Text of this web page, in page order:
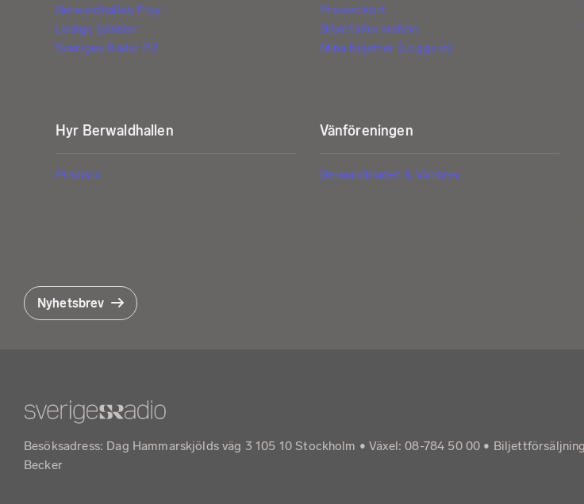
Berwaldhallen Play
Lediga tjänster
Sveriges Radio P2
Presentkort
Biljettinformation
Mina biljetter (Logga in)
Hyr Berwaldhallen
Prislista
Vänföreningen
Berwaldbladet & Vänbrev
Nyhetsbrev
Besöksadress: Dag Hammarskjölds väg 3 105 10 Stockholm • Växel: 08-784 50 00 •
Becker